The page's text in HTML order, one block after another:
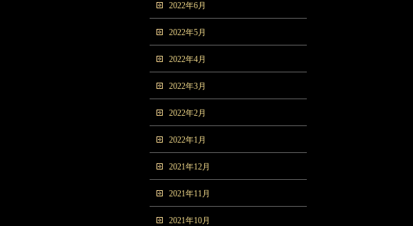
2022年6月
2022年5月
2022年4月
2022年3月
2022年2月
2022年1月
2021年12月
2021年11月
2021年10月